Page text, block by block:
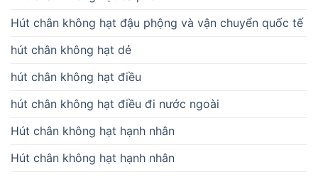
Hút chân không hạt đậu phộng và vận chuyển quốc tế
hút chân không hạt dẻ
hút chân không hạt điều
hút chân không hạt điều đi nước ngoài
Hút chân không hạt hạnh nhân
Hút chân không hạt hạnh nhân